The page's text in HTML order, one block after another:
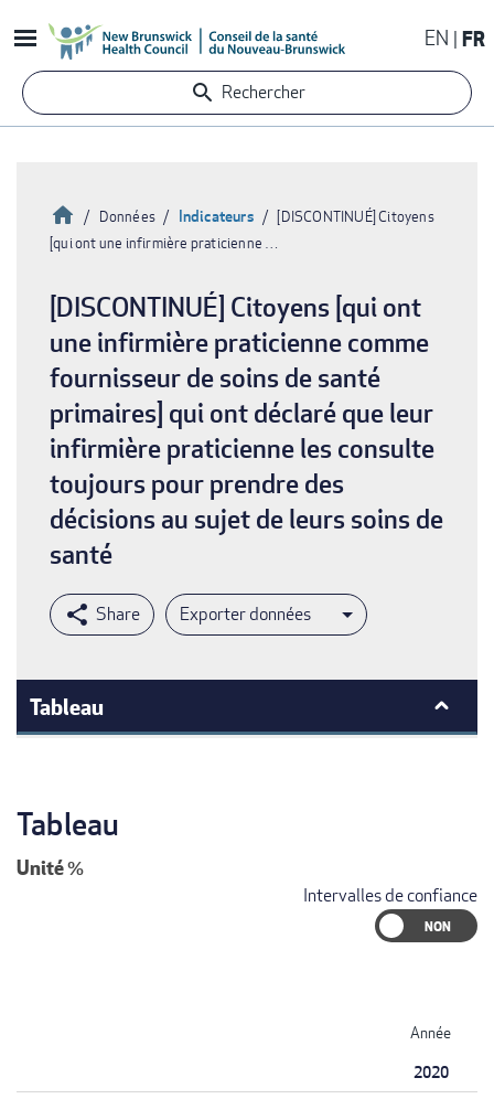
au
contenu
principal
EN FR
Rechercher
Fil
d'Ariane
Accueil
Données Indicateurs
[DISCONTINUÉ] Citoyens
[qui ont une infirmière praticienne …
[DISCONTINUÉ] Citoyens [qui ont
une infirmière praticienne comme
fournisseur de soins de santé
primaires] qui ont déclaré que leur
infirmière praticienne les consulte
toujours pour prendre des
décisions au sujet de leurs soins de
santé
Exporter données
Tableau
Tableau
Unité%
Intervalles de confiance
Année
2020